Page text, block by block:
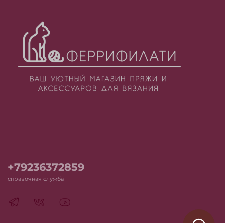
+79236372859
справочная служба